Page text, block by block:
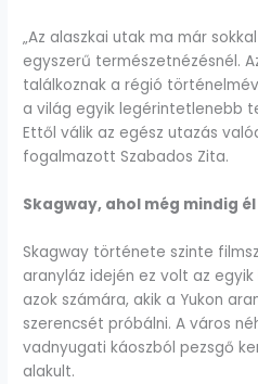
„Az alaszkai utak ma már
egyszerű természetnézésnél.
találkoznak a régió
a világ egyik legérintetlenebb
Ettől válik az egész utazás
fogalmazott Szabados Zita.
Skagway, ahol még mindig
Skagway története szinte
aranyláz idején ez volt az
azok számára, akik a Yukon
szerencsét próbálni. A város
vadnyugati káoszból pezsgő
alakult.